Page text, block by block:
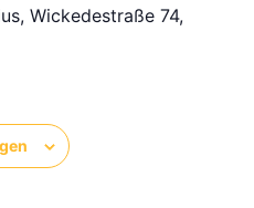
Wickedestraße 74,